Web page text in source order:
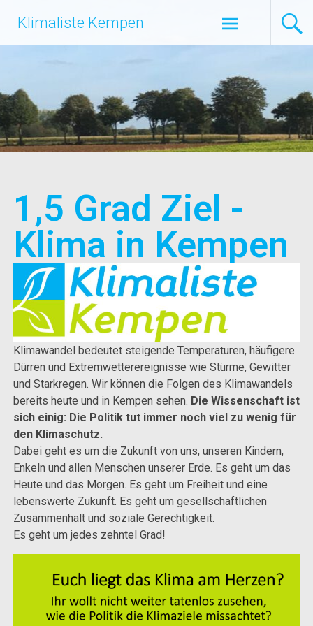
Klimaliste Kempen
1,5 Grad Ziel -
Klima in Kempen
Klimawandel bedeutet steigende Temperaturen, häufigere
Dürren und Extremwetterereignisse wie Stürme, Gewitter
und Starkregen. Wir können die Folgen des Klimawandels
bereits heute und in Kempen sehen. Die Wissenschaft ist
sich einig: Die Politik tut immer noch viel zu wenig für
den Klimaschutz.
Dabei geht es um die Zukunft von uns, unseren Kindern,
Enkeln und allen Menschen unserer Erde. Es geht um das
Heute und das Morgen. Es geht um Freiheit und eine
lebenswerte Zukunft. Es geht um gesellschaftlichen
Zusammenhalt und soziale Gerechtigkeit.
Es geht um jedes zehntel Grad!